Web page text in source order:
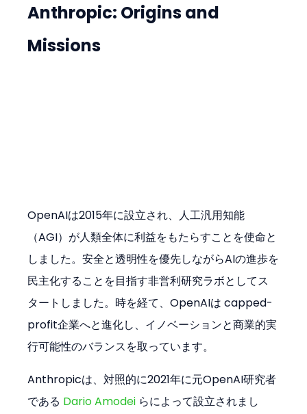
Anthropic: Origins and
Missions
OpenAIは2015年に設立され、人工汎用知能
（AGI）が人類全体に利益をもたらすことを使命と
しました。安全と透明性を優先しながらAIの進歩を
民主化することを目指す非営利研究ラボとしてス
タートしました。時を経て、OpenAIは capped-
profit企業へと進化し、イノベーションと商業的実
行可能性のバランスを取っています。
Anthropicは、対照的に2021年に元OpenAI研究者
である Dario Amodei らによって設立されまし